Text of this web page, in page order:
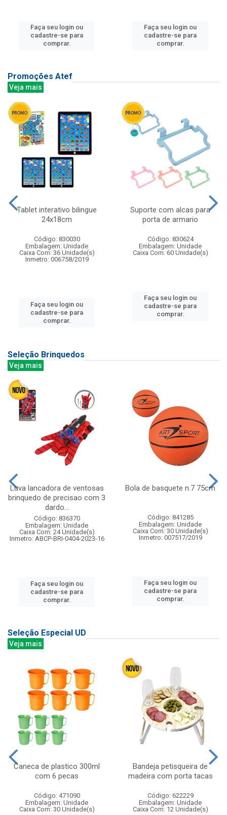
Faça seu login ou
cadastre-se para
comprar.
Faça seu login ou
cadastre-se para
comprar.
Promoções Atef
Veja mais
Tablet interativo bilingue
24x18cm
Código: 830030
Embalagem: Unidade
Caixa Com: 36 Unidade(s)
Inmetro: 006758/2019
Faça seu login ou
cadastre-se para
comprar.
Suporte com alcas para
porta de armario
Código: 830624
Embalagem: Unidade
Caixa Com: 60 Unidade(s)
Faça seu login ou
cadastre-se para
comprar.
Seleção Brinquedos
Veja mais
Luva lancadora de ventosas
brinquedo de precisao com 3
dardo...
Código: 836370
Embalagem: Unidade
Caixa Com: 24 Unidade(s)
Inmetro: ABCP-BRI-0404-2023-16
Faça seu login ou
cadastre-se para
comprar.
Bola de basquete n.7 75cm
Código: 841285
Embalagem: Unidade
Caixa Com: 30 Unidade(s)
Inmetro: 007517/2019
Faça seu login ou
cadastre-se para
comprar.
Seleção Especial UD
Veja mais
Caneca de plastico 300ml
com 6 pecas
Código: 471090
Embalagem: Unidade
Caixa Com: 30 Unidade(s)
Bandeja petisqueira de
madeira com porta tacas
Código: 622229
Embalagem: Unidade
Caixa Com: 12 Unidade(s)